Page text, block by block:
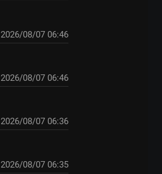
2026/08/07 06:46
2026/08/07 06:46
2026/08/07 06:36
2026/08/07 06:35